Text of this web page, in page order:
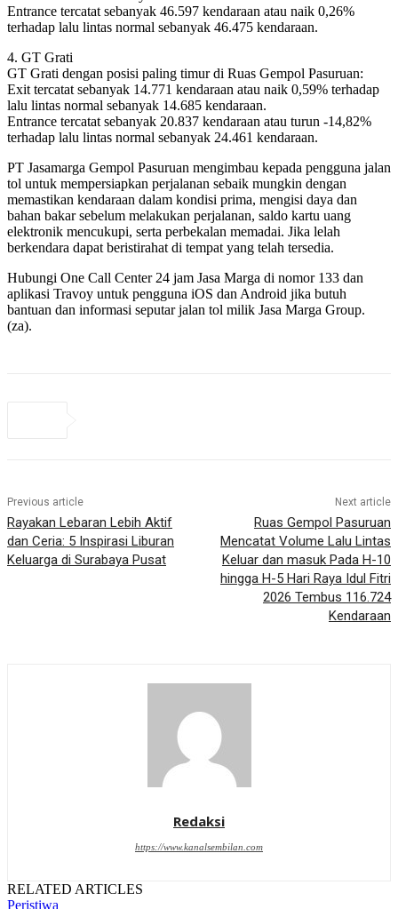
Entrance tercatat sebanyak 46.597 kendaraan atau naik 0,26%
terhadap lalu lintas normal sebanyak 46.475 kendaraan.
4. GT Grati
GT Grati dengan posisi paling timur di Ruas Gempol Pasuruan:
Exit tercatat sebanyak 14.771 kendaraan atau naik 0,59% terhadap
lalu lintas normal sebanyak 14.685 kendaraan.
Entrance tercatat sebanyak 20.837 kendaraan atau turun -14,82%
terhadap lalu lintas normal sebanyak 24.461 kendaraan.
PT Jasamarga Gempol Pasuruan mengimbau kepada pengguna jalan
tol untuk mempersiapkan perjalanan sebaik mungkin dengan
memastikan kendaraan dalam kondisi prima, mengisi daya dan
bahan bakar sebelum melakukan perjalanan, saldo kartu uang
elektronik mencukupi, serta perbekalan memadai. Jika lelah
berkendara dapat beristirahat di tempat yang telah tersedia.
Hubungi One Call Center 24 jam Jasa Marga di nomor 133 dan
aplikasi Travoy untuk pengguna iOS dan Android jika butuh
bantuan dan informasi seputar jalan tol milik Jasa Marga Group.
(za).
Previous article
Rayakan Lebaran Lebih Aktif
dan Ceria: 5 Inspirasi Liburan
Keluarga di Surabaya Pusat
Next article
Ruas Gempol Pasuruan
Mencatat Volume Lalu Lintas
Keluar dan masuk Pada H-10
hingga H-5 Hari Raya Idul Fitri
2026 Tembus 116.724
Kendaraan
Redaksi
https://www.kanalsembilan.com
RELATED ARTICLES
Peristiwa